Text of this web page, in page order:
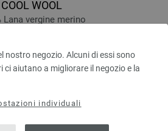
nostro negozio. Alcuni di essi sono
ci aiutano a migliorare il negozio e la
individuali
COOL WOOL
Lana vergine merino
5,46 €
6,37 $
spedizione, Prezzo di base:
prev next